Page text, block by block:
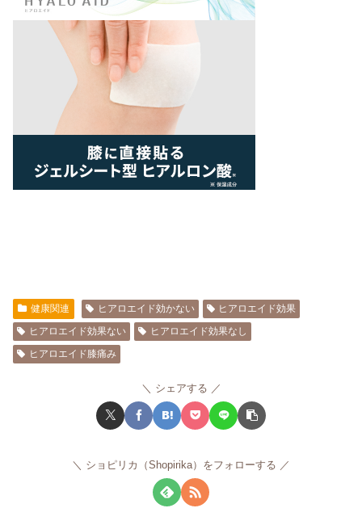
健康関連 ヒアロエイド効かない
ヒアロエイド効果
ヒアロエイド効果ない
ヒアロエイド効果なし
ヒアロエイド膝痛み
シェアする
ショピリカ（Shopirika）をフォローする